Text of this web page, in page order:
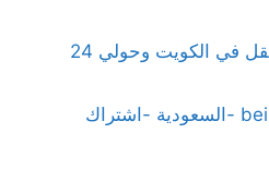
بنشر وكهرباء سيارات متنقل في الكويت وحولي 24
بي ان سبورت - bein sport -السعودية -اشتراك